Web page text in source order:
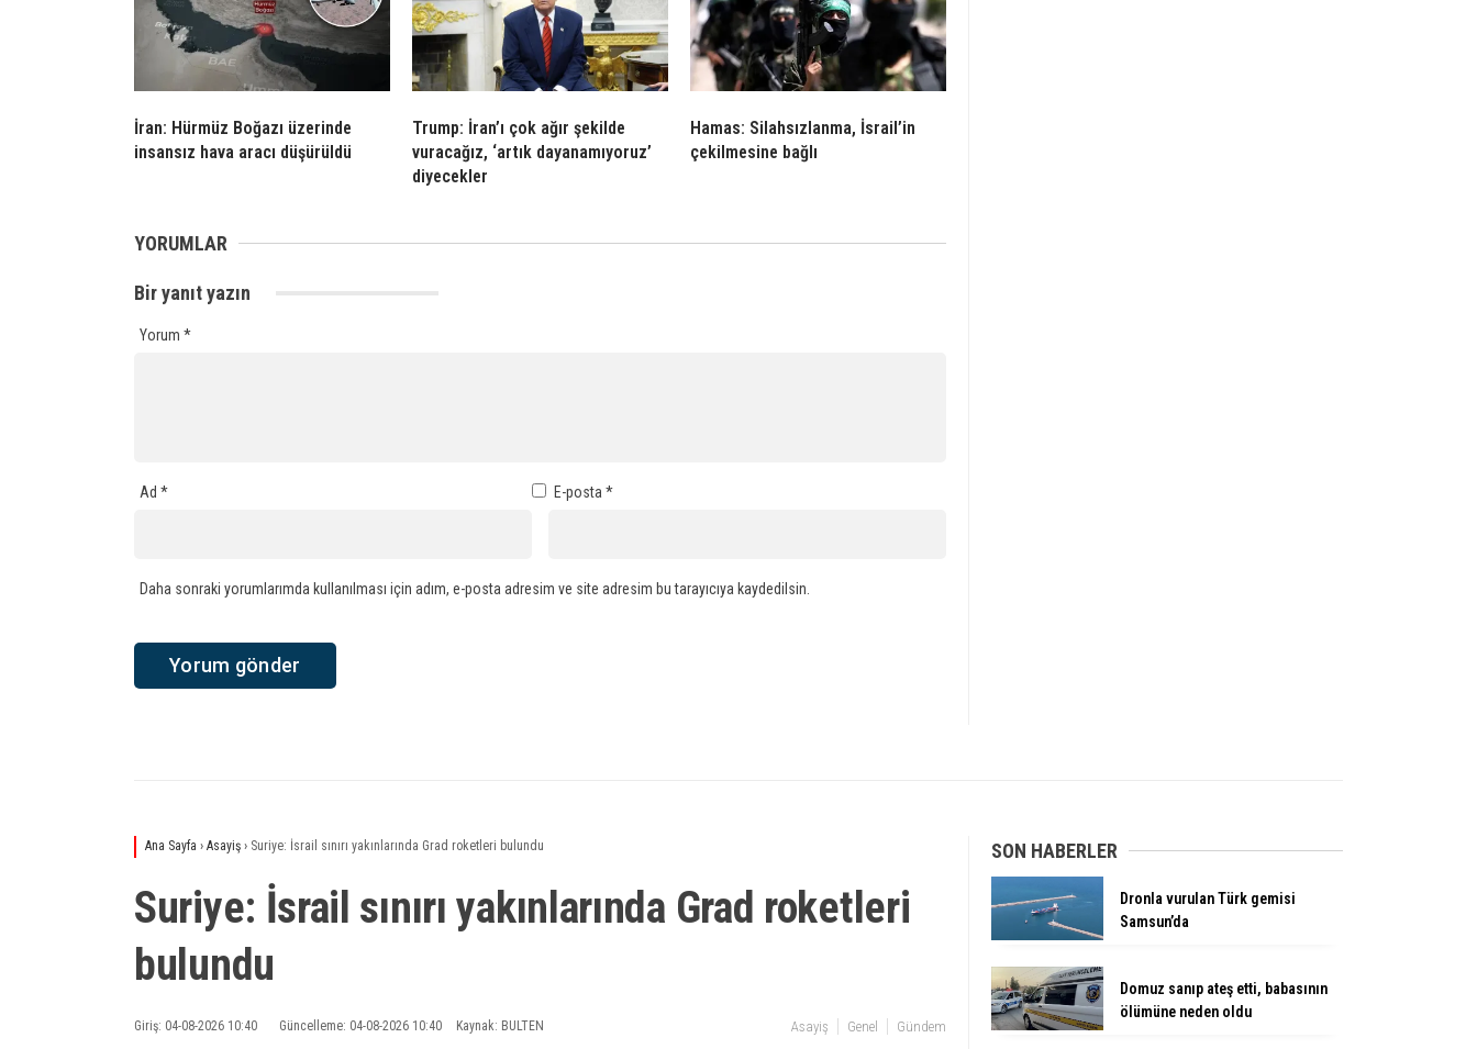
İran: Hürmüz Boğazı üzerinde
insansız hava aracı düşürüldü
Trump: İran’ı çok ağır şekilde
vuracağız, ‘artık dayanamıyoruz’
diyecekler
Hamas: Silahsızlanma, İsrail’in
çekilmesine bağlı
YORUMLAR
Bir yanıt yazın
Yorum *
Ad * E-posta *
Daha sonraki yorumlarımda kullanılması için adım, e-posta adresim ve site adresim bu tarayıcıya kaydedilsin.
Ana Sayfa › Asayiş › Suriye: İsrail sınırı yakınlarında Grad roketleri bulundu
Suriye: İsrail sınırı yakınlarında Grad roketleri
bulundu
Giriş: 04-08-2026 10:40 Güncelleme: 04-08-2026 10:40 Kaynak: BULTEN Asayiş Genel Gündem
SON HABERLER
Dronla vurulan Türk gemisi
Samsun’da
Domuz sanıp ateş etti, babasının
ölümüne neden oldu